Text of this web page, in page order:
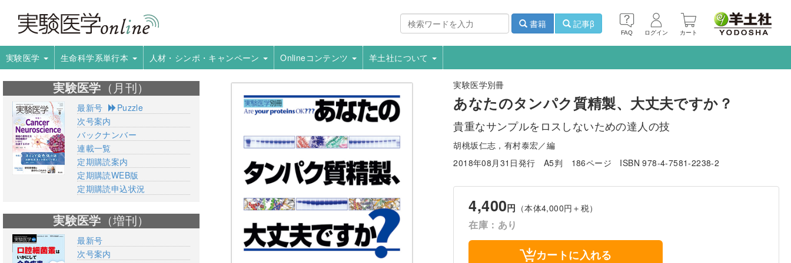
FAQ ログイン カート
書籍 記事β
実験医学 生命科学系単行本 人材・シンポ・キャンペーン Onlineコンテンツ 羊土社について
実験医学別冊
あなたのタンパク質精製、大丈夫ですか？
貴重なサンプルをロスしないための達人の技
胡桃坂仁志，有村泰宏／編
2018年08月31日発行
A5判 186ページ ISBN 978-4-7581-2238-2
4,400円 （本体4,000円＋税）
在庫：あり
カートに入れる
実験医学 （月刊）
最新号
Puzzle
次号案内
バックナンバー
連載一覧
定期購読案内
定期購読WEB版
定期購読申込状況
実験医学 （増刊）
最新号
次号案内